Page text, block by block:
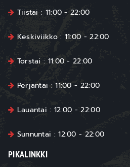
Tiistai : 11:00 - 22:00
Keskiviikko : 11:00 - 22:00
Torstai : 11:00 - 22:00
Perjantai : 11:00 - 22:00
Lauantai : 12:00 - 22:00
Sunnuntai : 12:00 - 22:00
PIKALINKKI